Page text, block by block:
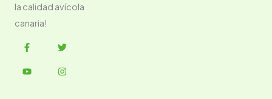
la calidad avícola
canaria!
a
e
b
w
t
t
o
t
u
n
t
a